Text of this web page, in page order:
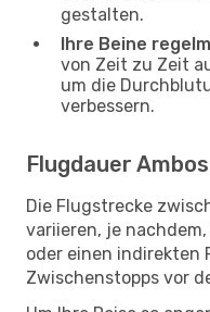
gestalten.
Ihre Beine
von Zeit zu Zeit
um die
verbessern.
Flugdauer
Die Flugstrecke
variieren, je
oder einen indirekten
Zwischenstopps vor